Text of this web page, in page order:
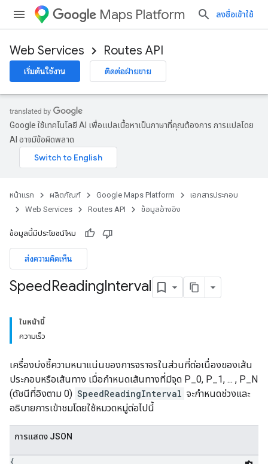
Maps Platform ลงชื่อเข้าใช้
Web Services Routes API
เริ่มต้นใช้งาน ติดต่อฝ่ายขาย
Google ใช้เทคโนโลยี AI เพื่อแปลเนื้อหาเป็นภาษาที่คุณต้องการ การแปลโดย
AI อาจมีข้อผิดพลาด
หน้าแรก ผลิตภัณฑ์ Google Maps Platform
เอกสารประกอบ
Web Services
Routes API ข้อมูลอ้างอิง
ข้อมูลนี้มีประโยชน์ไหม
ส่งความคิดเห็น
SpeedReadingInterval
ในหน้านี้
ความเร็ว
เครื่องบ่งชี้ความหนาแน่นของการจราจรในส่วนที่ต่อเนื่องของเส้น
ประกอบหรือเส้นทาง เมื่อกำหนดเส้นทางที่มีจุด P_0, P_1, ... , P_N
(ดัชนีที่อิงตาม 0) SpeedReadingInterval จะกำหนดช่วงและ
อธิบายการเข้าชมโดยใช้หมวดหมู่ต่อไปนี้
การแสดง JSON
{